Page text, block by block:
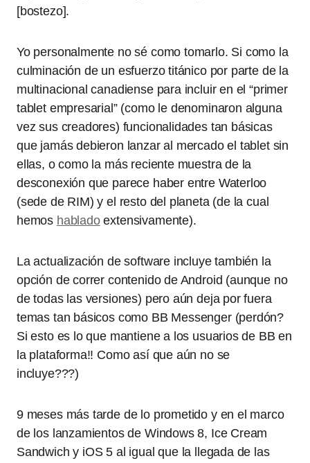
[bostezo].
Yo personalmente no sé como tomarlo. Si como la
culminación de un esfuerzo titánico por parte de la
multinacional canadiense para incluir en el “primer
tablet empresarial” (como le denominaron alguna
vez sus creadores) funcionalidades tan básicas
que jamás debieron lanzar al mercado el tablet sin
ellas, o como la más reciente muestra de la
desconexión que parece haber entre Waterloo
(sede de RIM) y el resto del planeta (de la cual
hemos habladoextensivamente).
La actualización de software incluye también la
opción de correr contenido de Android (aunque no
de todas las versiones) pero aún deja por fuera
temas tan básicos como BB Messenger (perdón?
Si esto es lo que mantiene a los usuarios de BB en
la plataforma!! Como así que aún no se
incluye???)
9 meses más tarde de lo prometido y en el marco
de los lanzamientos de Windows 8, Ice Cream
Sandwich y iOS 5 al igual que la llegada de las